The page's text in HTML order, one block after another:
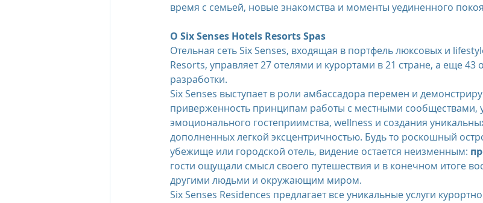
время с семьей, новые знакомства и моменты уединенного
О Six Senses Hotels Resorts Spas
Отельная сеть Six Senses, входящая в портфель люксовых и
Resorts, управляет 27 отелями и курортами в 21 стране, а еще 43
разработки.
Six Senses выступает в роли амбассадора перемен и
приверженность принципам работы с местными сообществами,
эмоционального гостеприимства, wellness и создания
дополненных легкой эксцентричностью. Будь то роскошный
убежище или городской отель, видение остается неизменным:
гости ощущали смысл своего путешествия и в конечном итоге
другими людьми и окружающим миром.
Six Senses Residences предлагает все уникальные услуги